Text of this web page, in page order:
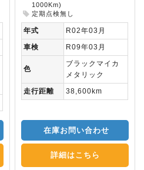
1000Km)
定期点検無し
年式
R02年03月
車検
R09年03月
色
ブラックマイカ
メタリック
走行距離
38,600km
在庫お問い合わせ
詳細はこちら